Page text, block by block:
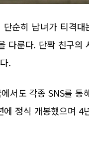
순히 남녀가 티격대
다룬다. 단짝 친구의
.
서도 각종 SNS를 통
정식 개봉했으며 4